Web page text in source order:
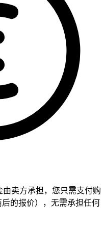
卖方承担，您只需支付购
的报价），无需承担任何